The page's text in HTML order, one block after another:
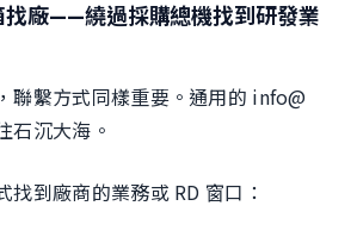
找廠——繞過採購總機找到研發業
聯繫方式同樣重要。通用的 info@
石沉大海。
找到廠商的業務或 RD 窗口：